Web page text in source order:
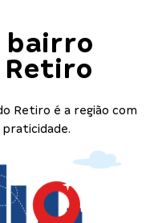
bairro
Retiro é a região com